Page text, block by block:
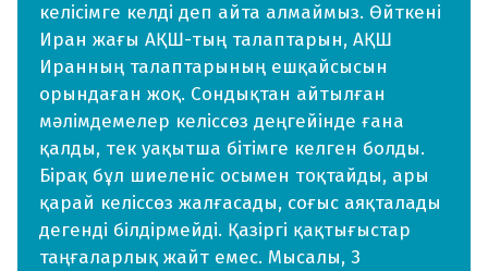
келісімге келді деп айта алмаймыз. Өйткені
Иран жағы АҚШ-тың талаптарын, АҚШ
Иранның талаптарының ешқайсысын
орындаған жоқ. Сондықтан айтылған
мәлімдемелер келіссөз деңгейінде ғана
қалды, тек уақытша бітімге келген болды.
Бірақ бұл шиеленіс осымен тоқтайды, ары
қарай келіссөз жалғасады, соғыс аяқталады
дегенді білдірмейді. Қазіргі қақтығыстар
таңғаларлық жайт емес. Мысалы, 3